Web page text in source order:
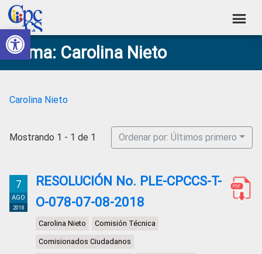
Abrir barra de herramientas
Skip
to
primary
navigation
Skip
to
main
content
Skip
to
primary
sidebar
Skip
to
footer
Consejo
de
Ciudadana
Control
Construyendo
Poder
Ciudadano
Tema: Carolina Nieto
Carolina Nieto
Mostrando 1 - 1 de 1 Ordenar por: Últimos primero
7
AGO
2018
RESOLUCIÓN No. PLE-CPCCS-T-
O-078-07-08-2018
Carolina Nieto Comisión Técnica
Comisionados Ciudadanos